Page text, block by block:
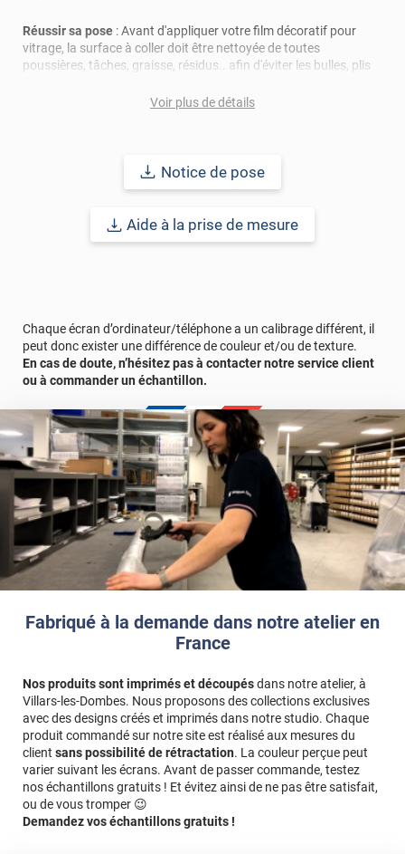
Fabriqué à la demande dans notre atelier en
France
Nos produits sont imprimés et découpésdans notre atelier, à
Villars-les-Dombes. Nous proposons des collections exclusives
avec des designs créés et imprimés dans notre studio. Chaque
produit commandé sur notre site est réalisé aux mesures du
client sans possibilité de rétractation. La couleur perçue peut
varier suivant les écrans. Avant de passer commande, testez
nos échantillons gratuits ! Et évitez ainsi de ne pas être satisfait,
ou de vous tromper 😉
Demandez vos échantillons gratuits !
Réussir sa pose : Avant d'appliquer votre film décoratif pour
vitrage, la surface à coller doit être nettoyée de toutes
poussières, tâches, graisse, résidus.. afin d'éviter les bulles, plis
Voir plus de détails
Notice de pose
Aide à la prise de mesure
Chaque écran d’ordinateur/téléphone a un calibrage différent, il
peut donc exister une différence de couleur et/ou de texture.
En cas de doute, n’hésitez pas à contacter notre service client
ou à commander un échantillon.